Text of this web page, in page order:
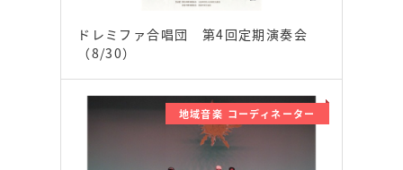
ドレミファ合唱団 第4回定期演奏会
（8/30）
地域音楽 コーディネーター